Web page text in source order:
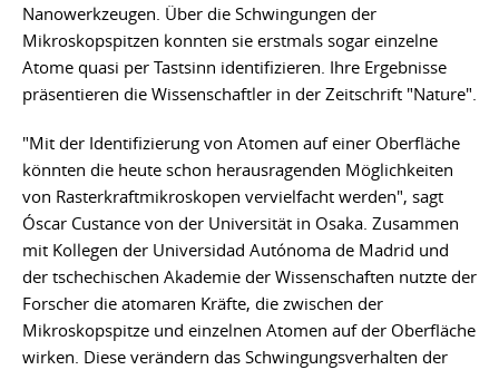
Nanowerkzeugen. Über die Schwingungen der
Mikroskopspitzen konnten sie erstmals sogar einzelne
Atome quasi per Tastsinn identifizieren. Ihre Ergebnisse
präsentieren die Wissenschaftler in der Zeitschrift "Nature".
"Mit der Identifizierung von Atomen auf einer Oberfläche
könnten die heute schon herausragenden Möglichkeiten
von Rasterkraftmikroskopen vervielfacht werden", sagt
Óscar Custance von der Universität in Osaka. Zusammen
mit Kollegen der Universidad Autónoma de Madrid und
der tschechischen Akademie der Wissenschaften nutzte der
Forscher die atomaren Kräfte, die zwischen der
Mikroskopspitze und einzelnen Atomen auf der Oberfläche
wirken. Diese verändern das Schwingungsverhalten der